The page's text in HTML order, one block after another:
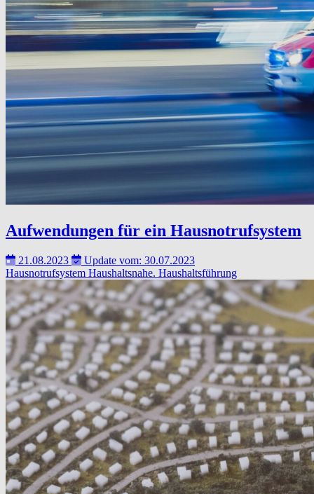
Aufwendungen für ein Hausnotrufsystem
21.08.2023
Update vom: 30.07.2023
Hausnotrufsystem Haushaltsnahe. Haushaltsführung